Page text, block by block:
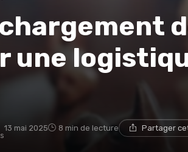
une
13 mai 2025 8 min de lecture Partager